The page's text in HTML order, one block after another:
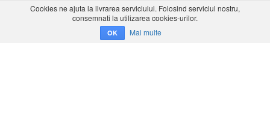
Cookies ne ajuta la livrarea serviciului. Folosind serviciul nostru,
consemnati la utilizarea cookies-urilor.
OK Mai multe